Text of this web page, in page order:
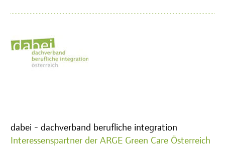
dabei - dachverband berufliche integration
Interessenspartner der ARGE Green Care Österreich